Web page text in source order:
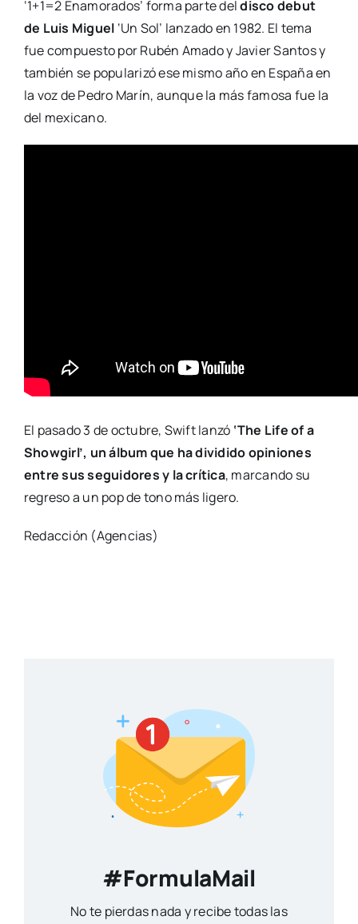
‘1+1=2 Enamorados’ forma parte deldisco debut
de Luis Miguel ‘Un Sol’ lanzado en 1982. El tema
fue compuesto por Rubén Amado y Javier Santos y
también se popularizó ese mismo año en España en
la voz de Pedro Marín, aunque la más famosa fue la
del mexicano.
El pasado 3 de octubre, Swift lanzó ‘The Life of a
Showgirl’, un álbum que ha dividido opiniones
entre sus seguidores y la crítica, marcando su
regreso a un pop de tono más ligero.
Redacción (Agencias)
#FormulaMail
No te pierdas nada y recibe todas las